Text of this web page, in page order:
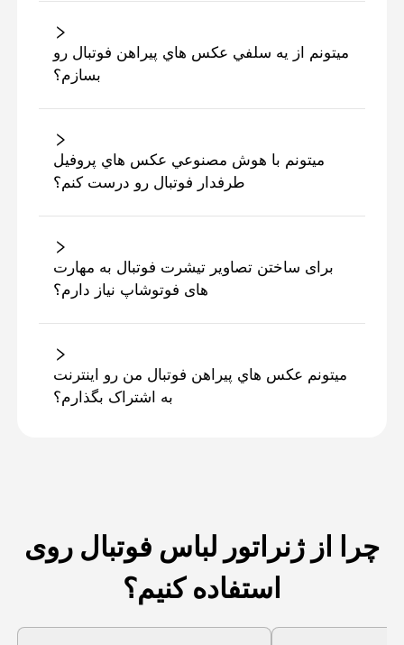
ميتونم از يه سلفي عکس هاي پيراهن فوتبال رو
بسازم؟
ميتونم با هوش مصنوعي عکس هاي پروفيل
طرفدار فوتبال رو درست کنم؟
برای ساختن تصاویر تیشرت فوتبال به مهارت
های فوتوشاپ نیاز دارم؟
ميتونم عكس هاي پيراهن فوتبال من رو اينترنت
به اشتراک بگذارم؟
چرا از ژنراتور لباس فوتبال روی
استفاده کنیم؟